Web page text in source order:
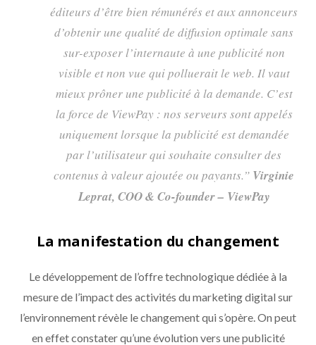
éditeurs d’être bien rémunérés et aux annonceurs
d’obtenir une qualité de diffusion optimale sans
sur-exposer l’internaute à une publicité non
visible et non vue qui polluerait le web. Il vaut
mieux prôner une publicité à la demande. C’est
la force de ViewPay : nos serveurs sont appelés
uniquement lorsque la publicité est demandée
par l’utilisateur qui souhaite consulter des
contenus à valeur ajoutée ou payants.” Virginie
Leprat, COO & Co-founder – ViewPay
La manifestation du changement
Le développement de l’offre technologique dédiée à la
mesure de l’impact des activités du marketing digital sur
l’environnement révèle le changement qui s’opère. On peut
en effet constater qu’une évolution vers une publicité